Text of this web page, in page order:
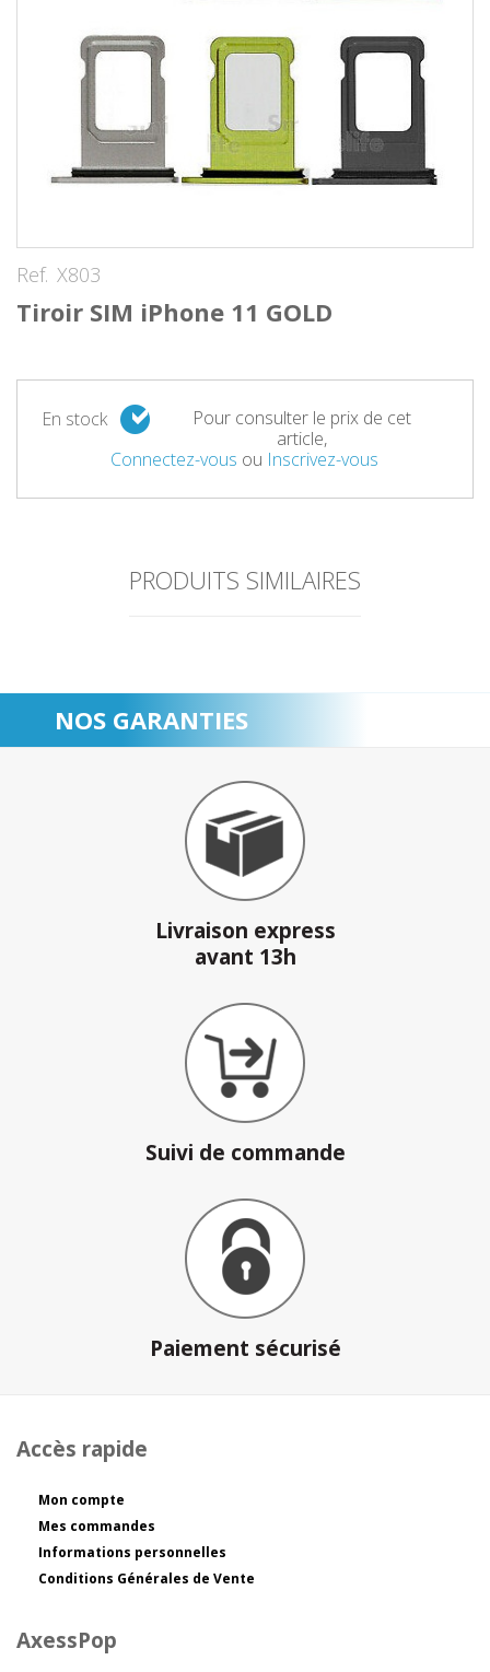
Ref. X803
Tiroir SIM iPhone 11 GOLD
En stock
Pour consulter le prix de cet
article,
Connectez-vous ou Inscrivez-vous
PRODUITS SIMILAIRES
NOS GARANTIES
Livraison express
avant 13h
Suivi de commande
Paiement sécurisé
Accès rapide
Mon compte
Mes commandes
Informations personnelles
Conditions Générales de Vente
AxessPop